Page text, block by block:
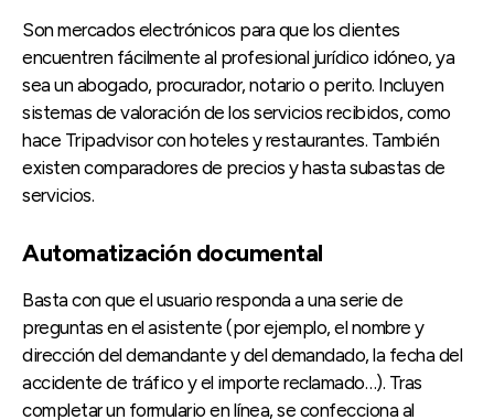
Son mercados electrónicos para que los clientes
encuentren fácilmente al profesional jurídico idóneo, ya
sea un abogado, procurador, notario o perito. Incluyen
sistemas de valoración de los servicios recibidos, como
hace Tripadvisor con hoteles y restaurantes. También
existen comparadores de precios y hasta subastas de
servicios.
Automatización documental
Basta con que el usuario responda a una serie de
preguntas en el asistente (por ejemplo, el nombre y
dirección del demandante y del demandado, la fecha del
accidente de tráfico y el importe reclamado…). Tras
completar un formulario en línea, se confecciona al